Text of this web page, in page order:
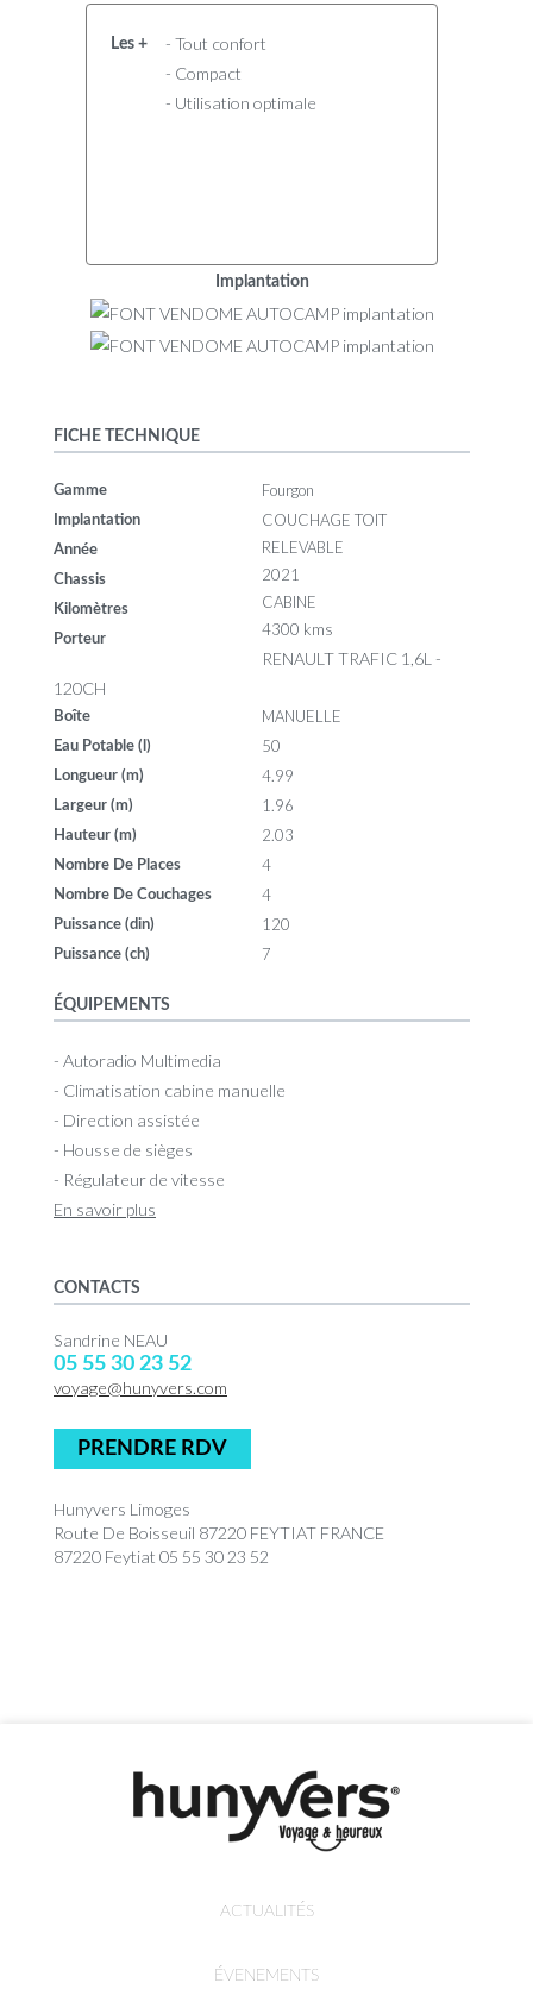
Les +
- Tout confort
- Compact
- Utilisation optimale
Implantation
FICHE TECHNIQUE
Gamme Fourgon
Implantation
COUCHAGE TOIT
RELEVABLE
Année
2021
Chassis
CABINE
Kilomètres
4300 kms
Porteur
RENAULT TRAFIC 1,6L -
120CH
Boîte MANUELLE
Eau Potable (l) 50
Longueur (m) 4.99
Largeur (m) 1.96
Hauteur (m) 2.03
Nombre De Places 4
Nombre De Couchages 4
Puissance (din) 120
Puissance (ch) 7
ÉQUIPEMENTS
- Autoradio Multimedia
- Climatisation cabine manuelle
- Direction assistée
- Housse de sièges
- Régulateur de vitesse
En savoir plus
CONTACTS
Sandrine NEAU
05 55 30 23 52
voyage@hunyvers.com
PRENDRE RDV
Hunyvers Limoges
Route De Boisseuil 87220 FEYTIAT FRANCE
87220 Feytiat 05 55 30 23 52
ACTUALITÉS
ÉVENEMENTS